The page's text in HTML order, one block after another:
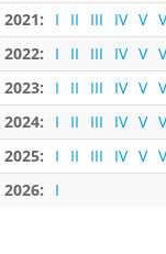
2021:
I II III IV V
2022:
I II III IV V
2023:
I II III IV V
2024:
I II III IV V
2025:
I II III IV V
2026:
I